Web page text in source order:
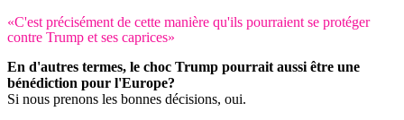
«C'est précisément de cette manière qu'ils pourraient se protéger
contre Trump et ses caprices»
En d'autres termes, le choc Trump pourrait aussi être une
bénédiction pour l'Europe?
Si nous prenons les bonnes décisions, oui.